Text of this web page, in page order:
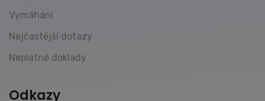
Vymáhání
Nejčastější dotazy
Neplatné doklady
Odkazy